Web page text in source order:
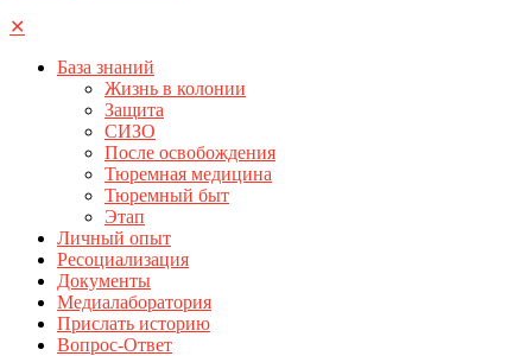
✕
База знаний
Жизнь в колонии
Защита
СИЗО
После освобождения
Тюремная медицина
Тюремный быт
Этап
Личный опыт
Ресоциализация
Документы
Медиалаборатория
Прислать историю
Вопрос-Ответ